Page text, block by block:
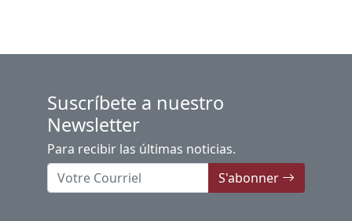
Suscríbete a nuestro
Newsletter
Para recibir las últimas noticias.
S'abonner